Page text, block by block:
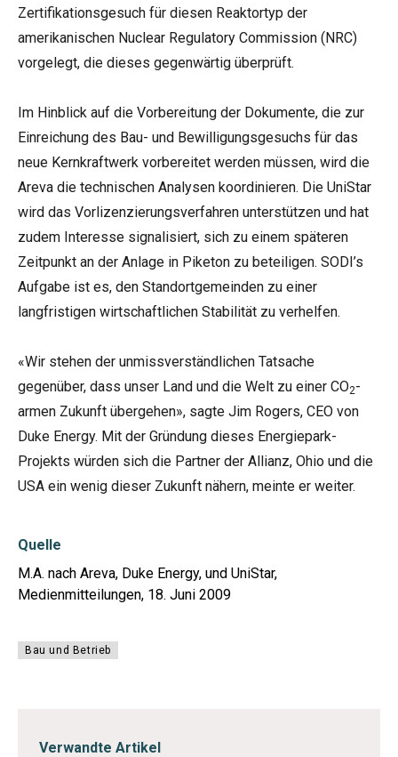
Zertifikationsgesuch für diesen Reaktortyp der
amerikanischen Nuclear Regulatory Commission (NRC)
vorgelegt, die dieses gegenwärtig überprüft.
Im Hinblick auf die Vorbereitung der Dokumente, die zur
Einreichung des Bau- und Bewilligungsgesuchs für das
neue Kernkraftwerk vorbereitet werden müssen, wird die
Areva die technischen Analysen koordinieren. Die UniStar
wird das Vorlizenzierungsverfahren unterstützen und hat
zudem Interesse signalisiert, sich zu einem späteren
Zeitpunkt an der Anlage in Piketon zu beteiligen. SODI’s
Aufgabe ist es, den Standortgemeinden zu einer
langfristigen wirtschaftlichen Stabilität zu verhelfen.
«Wir stehen der unmissverständlichen Tatsache
gegenüber, dass unser Land und die Welt zu einer CO2-
armen Zukunft übergehen», sagte Jim Rogers, CEO von
Duke Energy. Mit der Gründung dieses Energiepark-
Projekts würden sich die Partner der Allianz, Ohio und die
USA ein wenig dieser Zukunft nähern, meinte er weiter.
Quelle
M.A. nach Areva, Duke Energy, und UniStar,
Medienmitteilungen, 18. Juni 2009
Bau und Betrieb
Verwandte Artikel